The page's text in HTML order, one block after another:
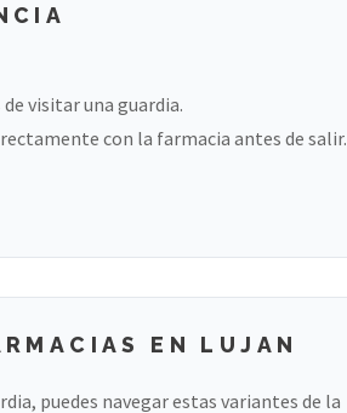
visitar una guardia.
con la farmacia antes de salir.
EN LUJAN
puedes navegar estas variantes de la